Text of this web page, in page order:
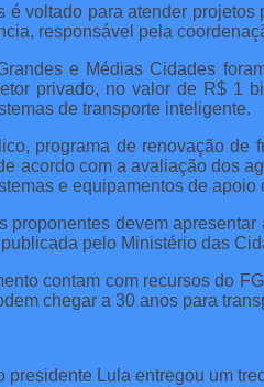
é voltado para atender
responsável pela
e Médias Cidades
privado, no valor de R$ 1
de transporte inteligente.
programa de renovação
acordo com a avaliação dos
e equipamentos de apoio
proponentes devem
pelo Ministério das
contam com recursos do
chegar a 30 anos para
presidente Lula entregou um